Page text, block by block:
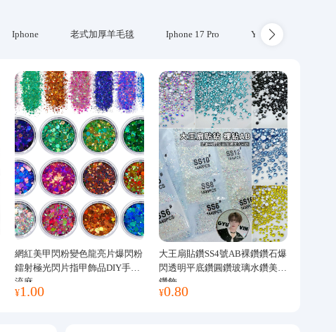
Iphone 老式加厚羊毛毯 Iphone 17 Pro Yubikey
網紅美甲閃粉變色龍亮片爆閃粉
鐳射極光閃片指甲飾品DIY手工
流麻
¥1.00
大王扇貼鑽SS4號AB裸鑽鑽石爆
閃透明平底鑽圓鑽玻璃水鑽美甲
鑽飾
¥0.80